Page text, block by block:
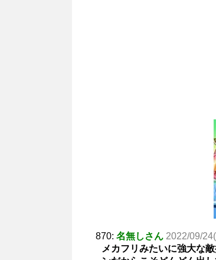
870: 名無しさん 2022/09/
メカフリみたいに強大な